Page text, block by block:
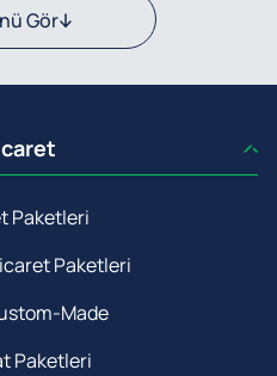
Gör
Paketleri
Paketleri
Made
Paketleri